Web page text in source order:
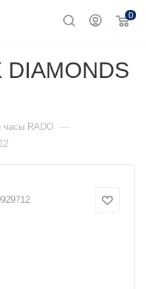
0
часы RADO —